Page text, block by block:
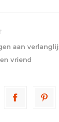
aan
vriend